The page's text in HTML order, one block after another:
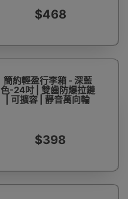
$468
簡約輕盈行李箱 - 深藍
色-24吋 | 雙齒防爆拉鏈
| 可擴容 | 靜音萬向輪
$398